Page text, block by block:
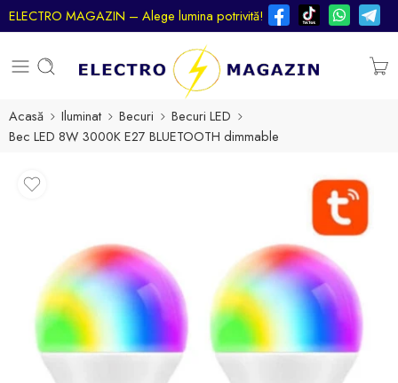
ELECTRO MAGAZIN – Alege lumina potrivită!
Acasă Iluminat Becuri
Becuri LED
Bec LED 8W 3000K E27 BLUETOOTH dimmable